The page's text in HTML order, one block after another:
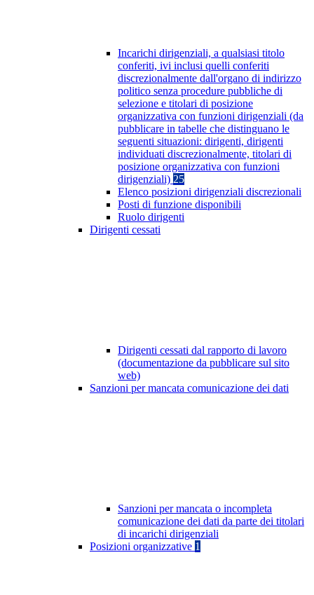
Incarichi dirigenziali, a qualsiasi titolo
conferiti, ivi inclusi quelli conferiti
discrezionalmente dall'organo di indirizzo
politico senza procedure pubbliche di
selezione e titolari di posizione
organizzativa con funzioni dirigenziali (da
pubblicare in tabelle che distinguano le
seguenti situazioni: dirigenti, dirigenti
individuati discrezionalmente, titolari di
posizione organizzativa con funzioni
dirigenziali) 25
Elenco posizioni dirigenziali discrezionali
Posti di funzione disponibili
Ruolo dirigenti
Dirigenti cessati
Dirigenti cessati dal rapporto di lavoro
(documentazione da pubblicare sul sito
web)
Sanzioni per mancata comunicazione dei dati
Sanzioni per mancata o incompleta
comunicazione dei dati da parte dei titolari
di incarichi dirigenziali
Posizioni organizzative 1